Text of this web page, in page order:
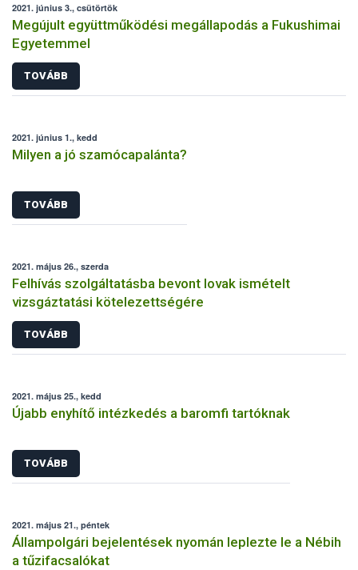
2021. június 3., csütörtök
Megújult együttműködési megállapodás a Fukushimai
Egyetemmel
TOVÁBB
2021. június 1., kedd
Milyen a jó szamócapalánta?
TOVÁBB
2021. május 26., szerda
Felhívás szolgáltatásba bevont lovak ismételt
vizsgáztatási kötelezettségére
TOVÁBB
2021. május 25., kedd
Újabb enyhítő intézkedés a baromfi tartóknak
TOVÁBB
2021. május 21., péntek
Állampolgári bejelentések nyomán leplezte le a Nébih
a tűzifacsalókat